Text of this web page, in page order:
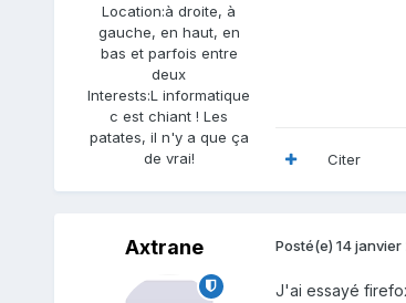
Location:à droite, à
gauche, en haut, en
bas et parfois entre
deux
Interests:L informatique
c est chiant ! Les
patates, il n'y a que ça
de vrai!
Citer
Axtrane Posté(e) 14
J'ai essayé